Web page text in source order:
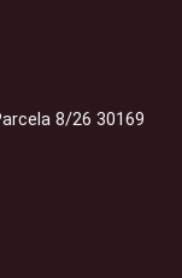
8/26 30169